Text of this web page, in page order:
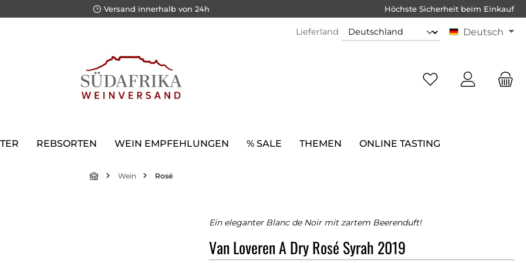
Versand innerhalb von 24h Höchste Sicherheit beim Einkauf
Lieferland Deutsch
REBSORTEN WEIN EMPFEHLUNGEN % SALE THEMEN ONLINE TASTING
Wein Rosé
Ein eleganter Blanc de Noir mit zartem Beerenduft!
Van Loveren A Dry Rosé Syrah 2019